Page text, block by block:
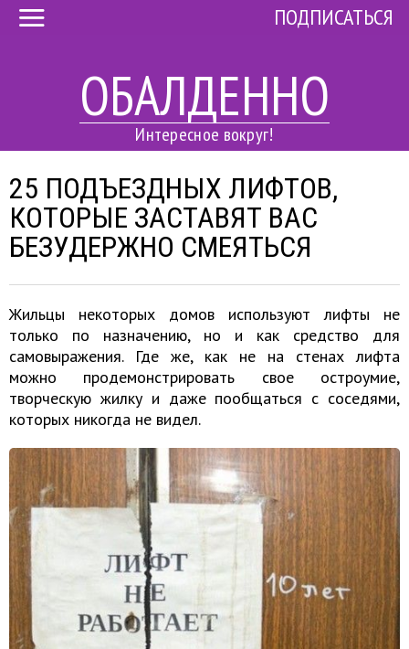
ОБАЛДЕННО
Интересное вокруг!
ПОДПИСАТЬСЯ
25 ПОДЪЕЗДНЫХ ЛИФТОВ,
КОТОРЫЕ ЗАСТАВЯТ ВАС
БЕЗУДЕРЖНО СМЕЯТЬСЯ
Жильцы некоторых домов используют лифты не
только по назначению, но и как средство для
самовыражения. Где же, как не на стенах лифта
можно продемонстрировать свое остроумие,
творческую жилку и даже пообщаться с соседями,
которых никогда не видел.